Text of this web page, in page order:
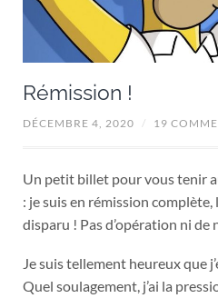
Rémission !
DÉCEMBRE 4, 2020 / 19
Un petit billet pour vous tenir
: je suis en rémission
disparu ! Pas d’opération ni de
Je suis tellement heureux que
Quel soulagement, j’ai la